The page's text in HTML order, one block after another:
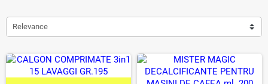
Relevance